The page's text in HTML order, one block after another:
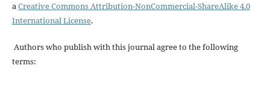
aCreative Commons Attribution-NonCommercial-ShareAlike 4.0
International License.
Authors who publish with this journal agree to the following
terms: